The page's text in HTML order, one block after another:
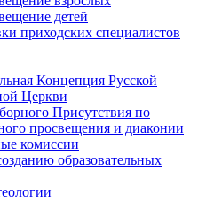
детей
приходских специалистов
Концепция Русской
Церкви
Присутствия по
просвещения и диаконии
комиссии
образовательных